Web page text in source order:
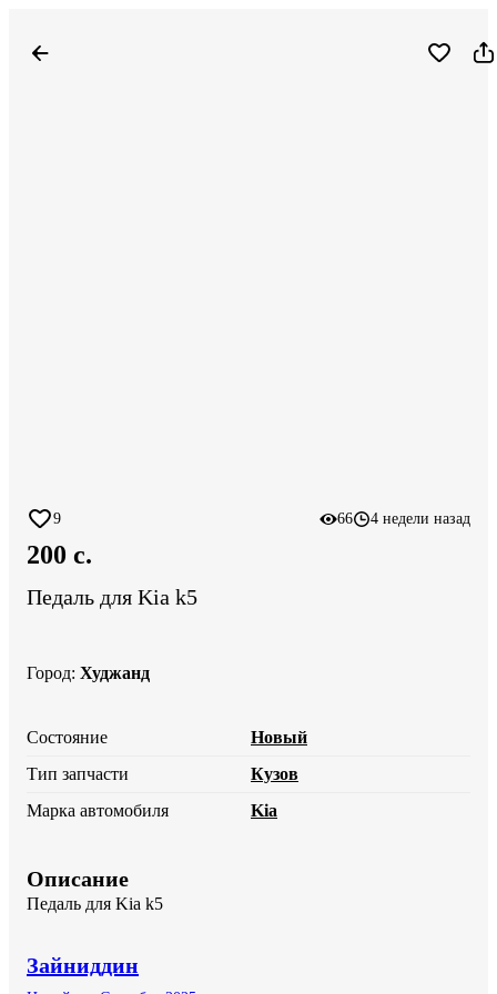
9 66 4 недели назад
200 c.
Педаль для Kia k5
Город: Худжанд
Состояние
Новый
Тип запчасти
Кузов
Марка автомобиля
Kia
Описание
Педаль для Kia k5
Зайниддин